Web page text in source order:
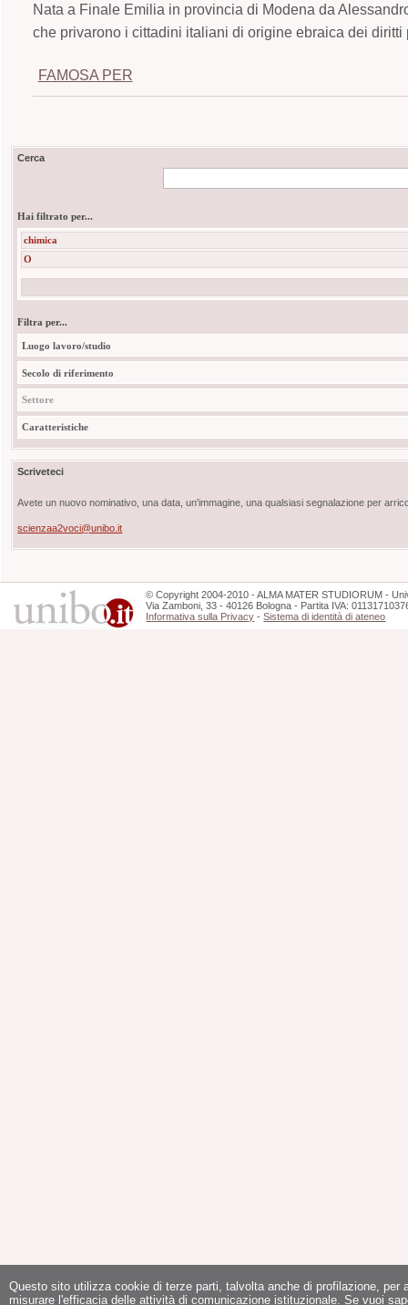
Questo sito utilizza cookie di terze parti, talvolta anche di profilazione, per
misurare l'efficacia delle attività di comunicazione istituzionale. Se vuoi
Nata a Finale Emilia in provincia di Modena da
che privarono i cittadini italiani di origine ebraica dei
FAMOSA PER
Cerca
Hai filtrato per...
chimica
O
Filtra per...
Luogo lavoro/studio
Secolo di riferimento
Settore
Caratteristiche
Scriveteci
Avete un nuovo nominativo, una data, un'immagine, una qualsiasi segnalazione per
scienzaa2voci@unibo.it
©Copyright 2004-2010 - ALMA MATER STUDIORUM -
Via Zamboni, 33 - 40126 Bologna - Partita IVA:
Informativa sulla Privacy -Sistema di identità di ateneo